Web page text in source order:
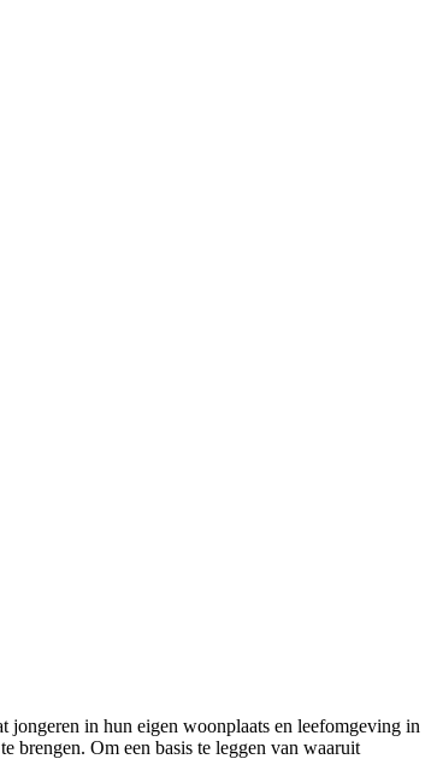
jongeren in hun eigen woonplaats en leefomgeving in
brengen. Om een basis te leggen van waaruit